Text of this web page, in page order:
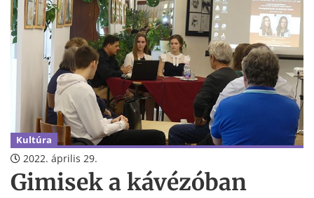
Kultúra
2022. április 29.
Gimisek a kávézóban